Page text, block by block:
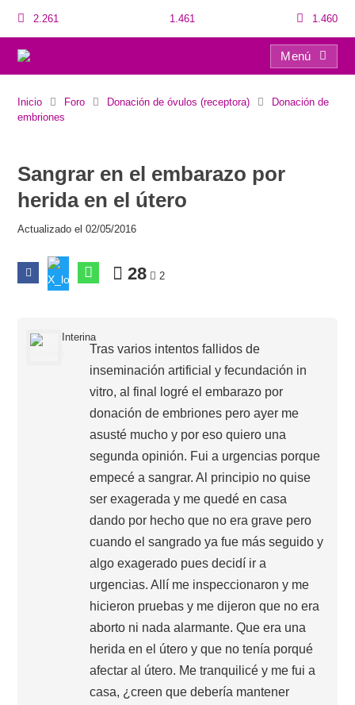
2.261 1.461 1.460
Menú
Inicio Foro Donación de óvulos (receptora)
Donación de
embriones
Sangrar en el embarazo por
herida en el útero
Actualizado el 02/05/2016
28 2
Interina
Tras varios intentos fallidos de
inseminación artificial y fecundación in
vitro, al final logré el embarazo por
donación de embriones pero ayer me
asusté mucho y por eso quiero una
segunda opinión. Fui a urgencias porque
empecé a sangrar. Al principio no quise
ser exagerada y me quedé en casa
dando por hecho que no era grave pero
cuando el sangrado ya fue más seguido y
algo exagerado pues decidí ir a
urgencias. Allí me inspeccionaron y me
hicieron pruebas y me dijeron que no era
aborto ni nada alarmante. Que era una
herida en el útero y que no tenía porqué
afectar al útero. Me tranquilicé y me fui a
casa, ¿creen que debería mantener